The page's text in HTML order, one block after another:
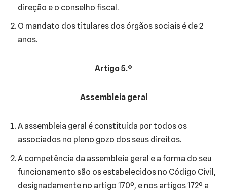
direção e o conselho fiscal.
O mandato dos titulares dos órgãos sociais é de 2
anos.
Artigo 5.º
Assembleia geral
A assembleia geral é constituída por todos os
associados no pleno gozo dos seus direitos.
A competência da assembleia geral e a forma do seu
funcionamento são os estabelecidos no Código Civil,
designadamente no artigo 170º, e nos artigos 172º a